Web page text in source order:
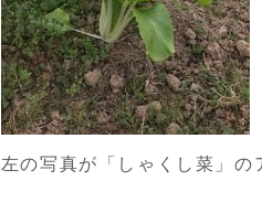
左の写真が「しゃくし菜」の